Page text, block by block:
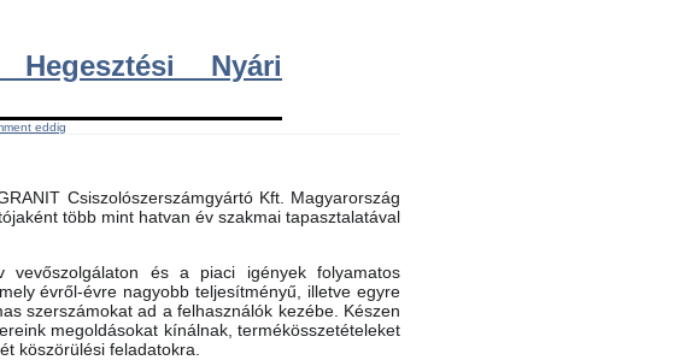
Nyári
eddig
Csiszolószerszámgyártó Kft. Magyarország
több mint hatvan év szakmai tapasztalatával
és a piaci igények folyamatos
évről-évre nagyobb teljesítményű, illetve egyre
szerszámokat ad a felhasználók kezébe. Készen
megoldásokat kínálnak, termékösszetételeket
köszörülési feladatokra.